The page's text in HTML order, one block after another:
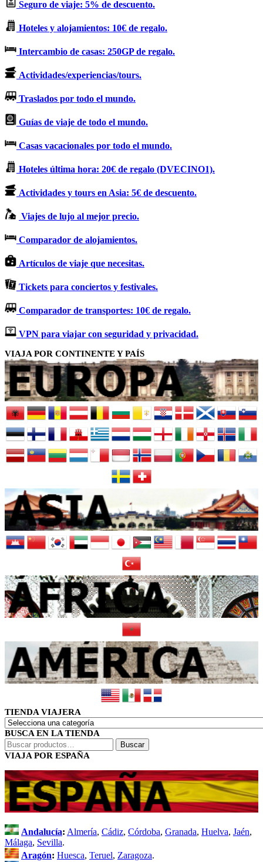
Seguro de viaje: 5% de descuento.
Hoteles y alojamientos: 10€ de regalo.
Intercambio de casas: 250GP de regalo.
Actividades/experiencias/tours.
Traslados por todo el mundo.
Guías de viaje de todo el mundo.
Casas vacacionales por todo el mundo.
Hoteles última hora: 20€ de regalo (DVECINO1).
Actividades y tours en Asia: 5€ de descuento.
Viajes de lujo al mejor precio.
Comparador de alojamientos.
Artículos de viaje que necesitas.
Tickets para conciertos y festivales.
Comparador de transportes: 10€ de regalo.
VPN para viajar con seguridad y privacidad.
VIAJA POR CONTINENTE Y PAÍS
TIENDA VIAJERA
BUSCA EN LA TIENDA
Buscar
por:
Buscar
VIAJA POR ESPAÑA
Andalucía: Almería, Cádiz, Córdoba, Granada, Huelva, Jaén,
Málaga, Sevilla.
Aragón: Huesca, Teruel, Zaragoza.